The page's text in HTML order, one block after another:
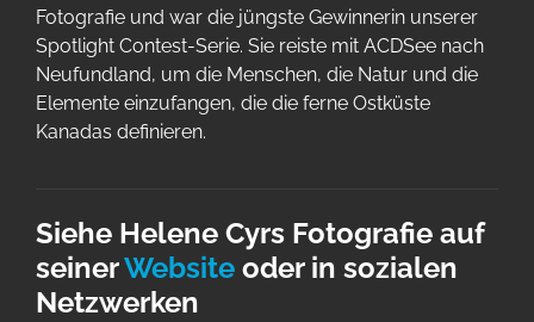
Fotografie und war die jüngste Gewinnerin unserer
Spotlight Contest-Serie. Sie reiste mit ACDSee nach
Neufundland, um die Menschen, die Natur und die
Elemente einzufangen, die die ferne Ostküste
Kanadas definieren.
Siehe Helene Cyrs Fotografie auf
seinerWebsite oder in sozialen
Netzwerken